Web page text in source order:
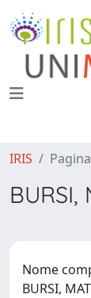
IRIS
BURSI,
Nome
BURSI,